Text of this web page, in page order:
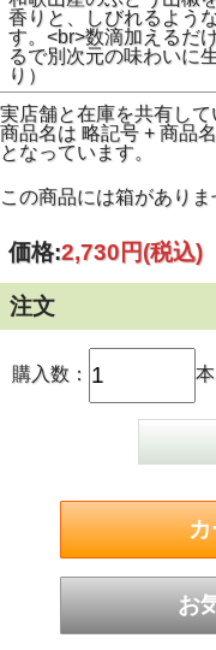
香りと、しびれるよう
す。<br>数滴加えるだ
るで別次元の味わいに
り）
実店舗と在庫を共有して
商品名は 略記号 + 商品
となっています。
この商品には箱がありま
価格:2,730円(税込)
注文
購入数： 本